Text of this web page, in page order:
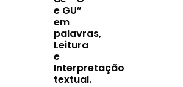
e GU”
em
palavras,
Leitura
e
Interpretação
textual.